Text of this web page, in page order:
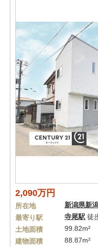
2,090万円
所在地 新潟県新
最寄り駅
寺尾駅 徒
土地面積
99.82m²
建物面積
88.87m²